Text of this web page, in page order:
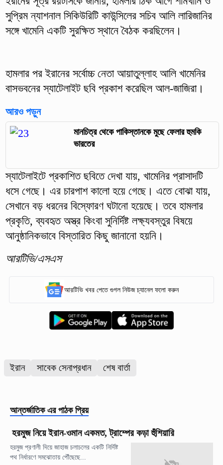
সুপ্রিম ন্যাশনাল সিকিউরিটি কাউন্সিলের সচিব আলি লারিজানির
সঙ্গে খামেনি একটি সুরক্ষিত স্থানে বৈঠক করছিলেন।
হামলার পর ইরানের সর্বোচ্চ নেতা আয়াতুল্লাহ আলি খামেনির
বাসভবনের স্যাটেলাইট ছবি প্রকাশ করেছিল আল-জাজিরা।
আরও পড়ুন
মানচিত্র থেকে পাকিস্তানকে মুছে ফেলার হুমকি
ভারতের
স্যাটেলাইটে প্রকাশিত ছবিতে দেখা যায়, খামেনির প্রাসাদটি
ধসে গেছে। এর চারপাশ কালো হয়ে গেছে। এতে বোঝা যায়,
সেখানে বড় ধরনের বিস্ফোরণ ঘটানো হয়েছে। তবে হামলার
প্রকৃতি, ব্যবহৃত অস্ত্র কিংবা সুনির্দিষ্ট লক্ষ্যবস্তুর বিষয়ে
আনুষ্ঠানিকভাবে বিস্তারিত কিছু জানানো হয়নি।
আরটিভি/এসএস
আরটিভি খবর পেতে গুগল নিউজ চ্যানেল ফলো করুন
ইরান সাবেক সেনাপ্রধান শেষ বার্তা
আন্তর্জাতিক এর পাঠক প্রিয়
হরমুজ নিয়ে ইরান-ওমান একমত, ট্রাম্পের কড়া হুঁশিয়ারি
হরমুজ প্রণালী দিয়ে জাহাজ চলাচলের একটি নির্দিষ্ট
পথ নির্ধারণে সমঝোতায় পৌঁছেছে...